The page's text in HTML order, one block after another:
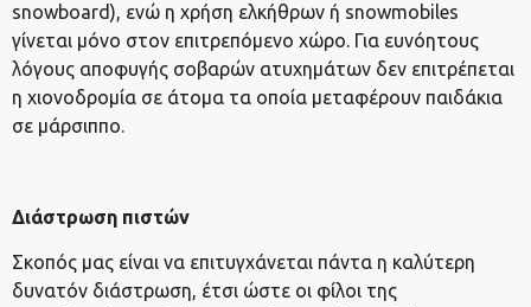
snowboard), ενώ η χρήση ελκήθρων ή snowmobiles
γίνεται μόνο στον επιτρεπόμενο χώρο. Για ευνόητους
λόγους αποφυγής σοβαρών ατυχημάτων δεν επιτρέπεται
η χιονοδρομία σε άτομα τα οποία μεταφέρουν παιδάκια
σε μάρσιππο.
Διάστρωση πιστών
Σκοπός μας είναι να επιτυγχάνεται πάντα η καλύτερη
δυνατόν διάστρωση, έτσι ώστε οι φίλοι της